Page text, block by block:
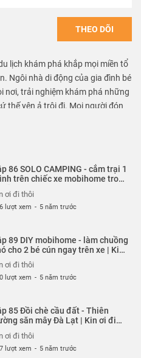
THEO DÕI
lịch khám phá khắp mọi miền tổ
Ngôi nhà di động của gia đình bé
nơi, trải nghiệm khám phá những
thế yên ả trôi đi. Mọi người đón
cho gia đình bé nhé.
86 SOLO CAMPING - cắm trại 1
trên chiếc xe mobihome trong
ơi đi thôi
lượt xem - 5 năm trước
89 DIY mobihome - làm chuồng
cho 2 bé cún ngay trên xe | Kin
đi thôi!
ơi đi thôi
lượt xem - 5 năm trước
85 Đồi chè cầu đất - Thiên
săn mây Đà Lạt | Kin ơi đi
ơi đi thôi
lượt xem - 5 năm trước